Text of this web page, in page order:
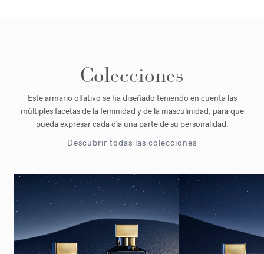
Colecciones
Este armario olfativo se ha diseñado teniendo en cuenta las
múltiples facetas de la feminidad y de la masculinidad, para que
pueda expresar cada día una parte de su personalidad.
Descubrir todas las colecciones